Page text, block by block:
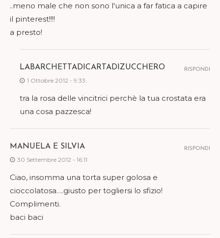
..meno male che non sono l'unica a far fatica a capire
il pinterest!!!!
a presto!
LABARCHETTADICARTADIZUCCHERO
1 Ottobre 2012 - 9:33
tra la rosa delle vincitrici perchè la tua crostata era
una cosa pazzesca!
RISPONDI
MANUELA E SILVIA
30 Settembre 2012 - 16:11
Ciao, insomma una torta super golosa e
cioccolatosa….giusto per togliersi lo sfizio!
Complimenti.
baci baci
RISPONDI